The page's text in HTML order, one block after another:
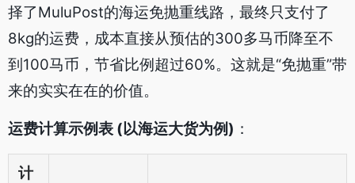
择了MuluPost的海运免抛重线路，最终只支付了
8kg的运费，成本直接从预估的300多马币降至不
到100马币，节省比例超过60%。这就是“免抛重”带
来的实实在在的价值。
运费计算示例表 (以海运大货为例) ：
计